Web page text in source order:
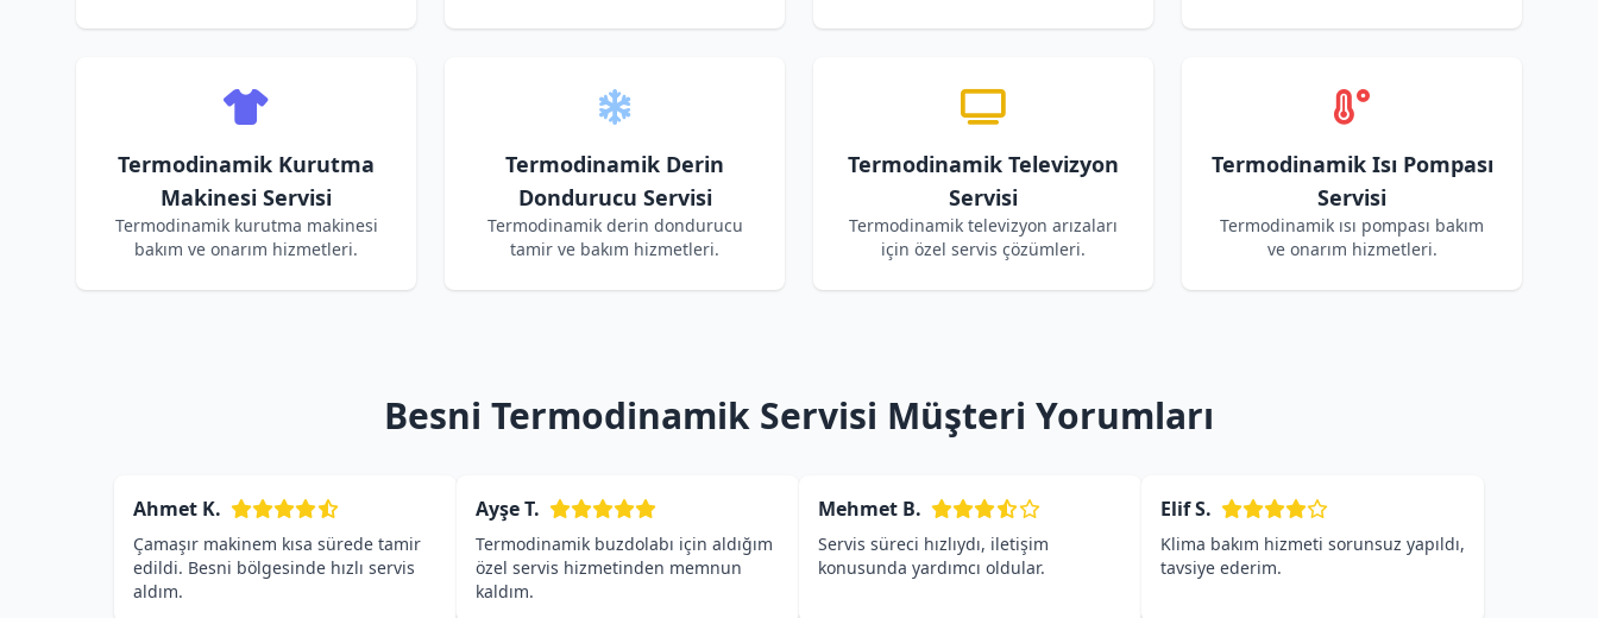
Termodinamik Kurutma
Makinesi Servisi
Termodinamik kurutma makinesi
bakım ve onarım hizmetleri.
Termodinamik Derin
Dondurucu Servisi
Termodinamik derin dondurucu
tamir ve bakım hizmetleri.
Termodinamik Televizyon
Servisi
Termodinamik televizyon arızaları
için özel servis çözümleri.
Termodinamik Isı Pompası
Servisi
Termodinamik ısı pompası bakım
ve onarım hizmetleri.
Besni Termodinamik Servisi Müşteri Yorumları
Ahmet K.
Çamaşır makinem kısa sürede tamir
edildi. Besni bölgesinde hızlı servis
aldım.
Ayşe T.
Termodinamik buzdolabı için aldığım
özel servis hizmetinden memnun
kaldım.
Mehmet B.
Servis süreci hızlıydı, iletişim
konusunda yardımcı oldular.
Elif S.
Klima bakım hizmeti sorunsuz yapıldı,
tavsiye ederim.